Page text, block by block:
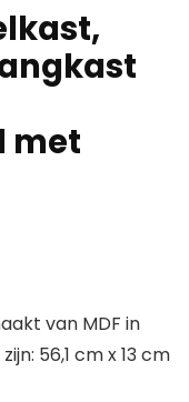
met
van MDF in
56,1 cm x 13 cm